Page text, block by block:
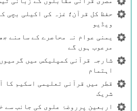
حفظ کل قرآن؛ غزہ کی اکیلی بچی
ویڈیو
یمنی عوام نہ محاصرے کے سامنے
مرعوب ہوں گے
شارجہ قرآنی کمپلیکس میں
اہتمام
قطر میں قرآنی تعلیمی اسکیم کا
شریک
اربعین پرروضۂ علوی کی جانب سے